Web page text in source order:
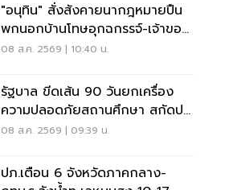
"อนุทิน" สั่งสังคายนากฎหมายปืน
พกนอกบ้านโทษอุกฉกรรจ์-เจ้าของ
โดนหนัก
08 ส.ค. 2569 | 10:40 น.
รัฐบาล ขีดเส้น 90 วันยกเครื่อง
ความปลอดภัยสถานศึกษา สกัดปม
บูลลี่
08 ส.ค. 2569 | 09:39 น.
ปภ.เตือน 6 จังหวัดภาคกลาง-